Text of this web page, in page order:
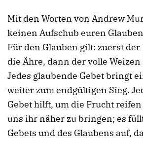
Mit den Worten von Andrew
keinen Aufschub euren
Für den Glauben gilt: zuerst
die Ähre, dann der volle
Jedes glaubende Gebet bringt
weiter zum endgültigen Sieg.
Gebet hilft, um die Frucht
uns ihr näher zu bringen; es
Gebets und des Glaubens auf,